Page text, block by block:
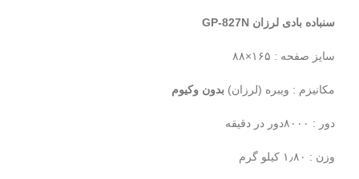
سنباده بادی لرزان GP-827N
سایز صفحه : ۱۶۵×۸۸
مکانیزم : ویبره (لرزان) بدون وکیوم
دور : ۸۰۰۰دور در دقیقه
وزن : ۱٫۸۰ کیلو گرم